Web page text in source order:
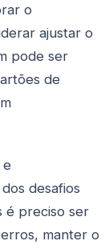
o
ajustar o
pode ser
de
e
desafios
é preciso ser
manter o